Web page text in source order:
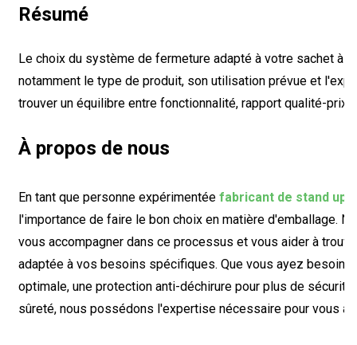
Résumé
Le choix du système de fermeture adapté à votre sachet à
notamment le type de produit, son utilisation prévue et
trouver un équilibre entre fonctionnalité, rapport qualité-prix
À propos de nous
En tant que personne expérimentée fabricant de stand up
l'importance de faire le bon choix en matière d'emballage.
vous accompagner dans ce processus et vous aider à
adaptée à vos besoins spécifiques. Que vous ayez besoin
optimale, une protection anti-déchirure pour plus de
sûreté, nous possédons l'expertise nécessaire pour vous